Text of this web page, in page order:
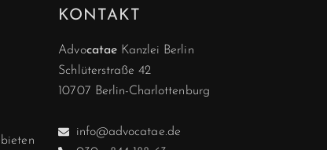
KONTAKT
AdvocataeKanzlei Berlin
Schlüterstraße 42
10707 Berlin-Charlottenburg
info@advocatae.de